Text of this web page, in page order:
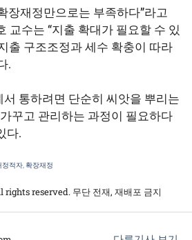
장재정만으로는 부족하다”라고
교수는 “지출 확대가 필요할 수 있
출 구조조정과 세수 확충이 따라
.
통하려면 단순히 씨앗을 뿌리는
꾸고 관리하는 과정이 필요하다
다.
정적자,확장재정
reserved. 무단 전재, 재배포 금지